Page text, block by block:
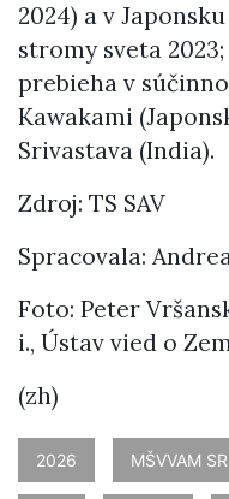
2024) a v
stromy sveta
prebieha v
Kawakami
Srivastava (India).
Zdroj: TS SAV
Spracovala:
Foto: Peter
i., Ústav vied o
(zh)
2026 MŠVVAM SR